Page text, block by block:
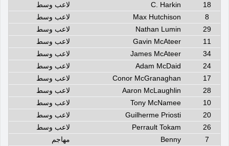
18
C. Harkin
لاعب وسط
8
Max Hutchison
لاعب وسط
29
Nathan Lumin
لاعب وسط
11
Gavin McAteer
لاعب وسط
34
James McAteer
لاعب وسط
24
Adam McDaid
لاعب وسط
17
Conor McGranaghan
لاعب وسط
28
Aaron McLaughlin
لاعب وسط
10
Tony McNamee
لاعب وسط
20
Guilherme Priosti
لاعب وسط
26
Perrault Tokam
لاعب وسط
7
Benny
مهاجم